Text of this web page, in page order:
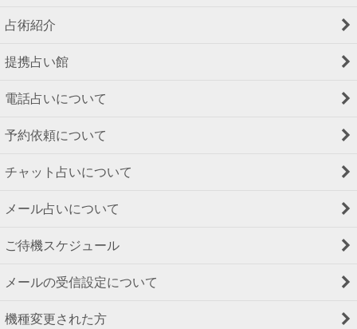
占術紹介
提携占い館
電話占いについて
予約依頼について
チャット占いについて
メール占いについて
ご待機スケジュール
メールの受信設定について
機種変更された方